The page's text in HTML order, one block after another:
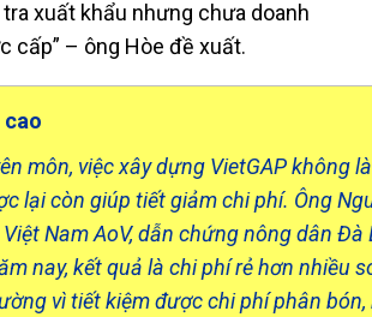
xuất khẩu nhưng chưa doanh
cấp” – ông Hòe đề xuất.
cao
môn, việc xây dựng VietGAP không
lại còn giúp tiết giảm chi phí. Ông
Nam AoV, dẫn chứng nông dân
nay, kết quả là chi phí rẻ hơn nhiều
vì tiết kiệm được chi phí phân